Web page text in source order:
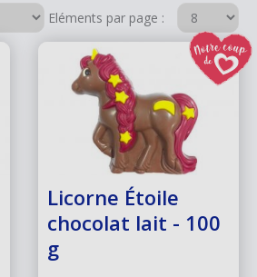
Eléments par page :
Licorne Étoile
chocolat lait - 100
g